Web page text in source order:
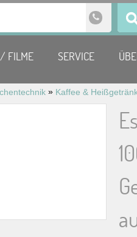
FILME SERVICE
» Kaffee &